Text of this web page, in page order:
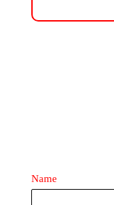
Kontakt
Name